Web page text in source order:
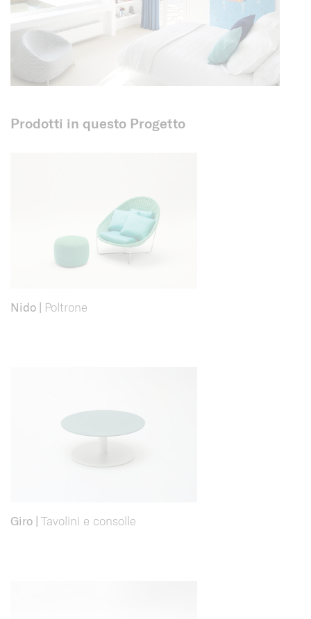
Prodotti in questo Progetto
Nido | Poltrone
Giro | Tavolini e consolle